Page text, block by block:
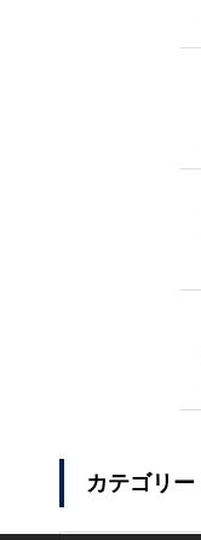
カテゴリー